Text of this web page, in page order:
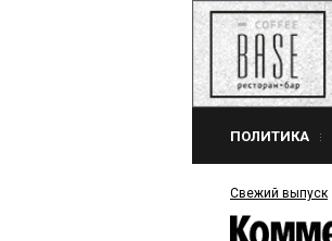
ПОЛИТИКА
Свежий выпуск